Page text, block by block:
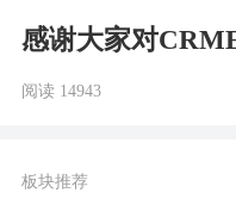
感谢大家对
阅读 14943
板块推荐